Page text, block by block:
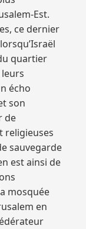
Est.
ce dernier
quartier
écho
son
de
religieuses
sauvegarde
est ainsi de
mosquée
en